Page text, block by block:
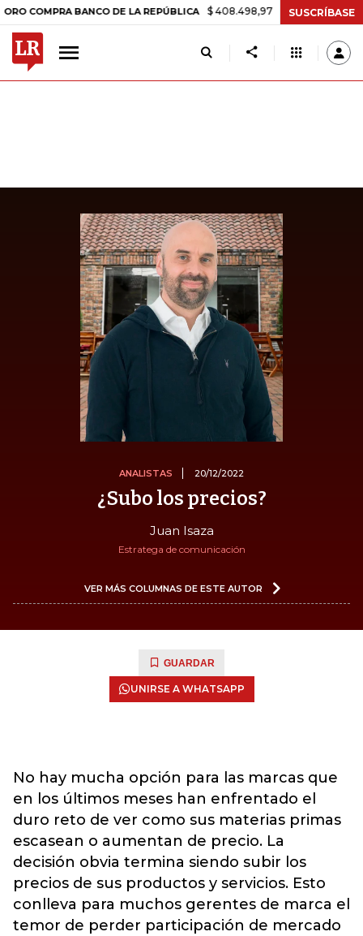
BANCO DE LA REPÚBLICA $ 408.498,97 +$ 8.753,81 +2,19%
SUSCRÍBASE
ANALISTAS 20/12/2022
¿Subo los precios?
Juan Isaza
Estratega de comunicación
VER MÁS COLUMNAS DE ESTE AUTOR
GUARDAR
UNIRSE A WHATSAPP
No hay mucha opción para las marcas que
en los últimos meses han enfrentado el
duro reto de ver como sus materias primas
escasean o aumentan de precio. La
decisión obvia termina siendo subir los
precios de sus productos y servicios. Esto
conlleva para muchos gerentes de marca el
temor de perder participación de mercado